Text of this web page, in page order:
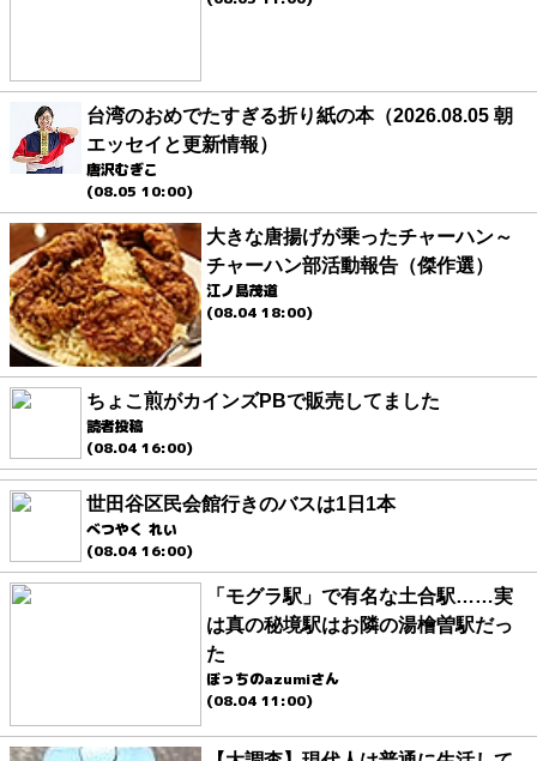
台湾のおめでたすぎる折り紙の本（2026.08.05 朝
エッセイと更新情報）
唐沢むぎこ
(08.05 10:00)
大きな唐揚げが乗ったチャーハン～
チャーハン部活動報告（傑作選）
江ノ島茂道
(08.04 18:00)
ちょこ煎がカインズPBで販売してました
読者投稿
(08.04 16:00)
世田谷区民会館行きのバスは1日1本
べつやく れい
(08.04 16:00)
「モグラ駅」で有名な土合駅……実
は真の秘境駅はお隣の湯檜曽駅だっ
た
ぼっちのazumiさん
(08.04 11:00)